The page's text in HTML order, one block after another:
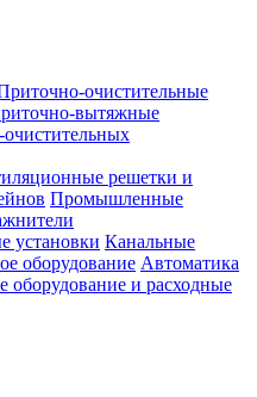
очистительные
вытяжные
решетки и
Промышленные
установки Канальные
оборудование Автоматика
оборудование и расходные